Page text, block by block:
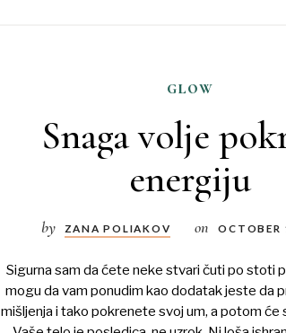
glow
Snaga volje
energiju
by ZANA POLIAKOV on OCTOBER
Sigurna sam da ćete neke stvari čuti po stoti
mogu da vam ponudim kao dodatak jeste da
mišljenja i tako pokrenete svoj um, a potom će